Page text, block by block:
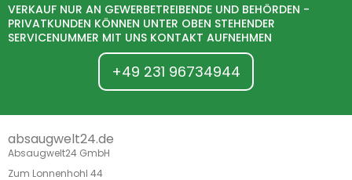
VERKAUF NUR AN GEWERBETREIBENDE UND BEHÖRDEN -
PRIVATKUNDEN KÖNNEN UNTER OBEN STEHENDER
SERVICENUMMER MIT UNS KONTAKT AUFNEHMEN
+49 231 96734944
absaugwelt24.de
Absaugwelt24 GmbH
Zum Lonnenhohl 44